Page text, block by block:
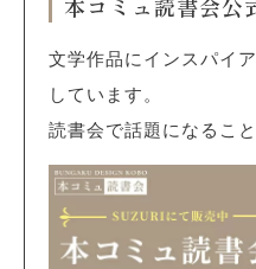
文学作品にインスパイ
しています。
読書会で話題になるこ